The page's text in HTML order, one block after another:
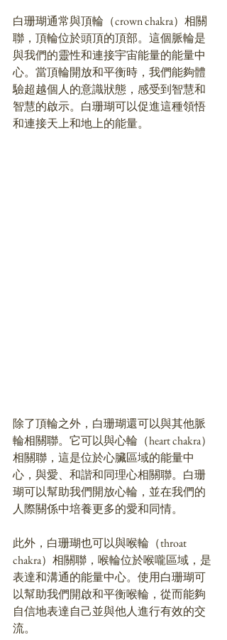
白珊瑚通常與頂輪（crown chakra）相關
聯，頂輪位於頭頂的頂部。這個脈輪是
與我們的靈性和連接宇宙能量的能量中
心。當頂輪開放和平衡時，我們能夠體
驗超越個人的意識狀態，感受到智慧和
智慧的啟示。白珊瑚可以促進這種領悟
和連接天上和地上的能量。
除了頂輪之外，白珊瑚還可以與其他脈
輪相關聯。它可以與心輪（heart chakra）
相關聯，這是位於心臟區域的能量中
心，與愛、和諧和同理心相關聯。白珊
瑚可以幫助我們開放心輪，並在我們的
人際關係中培養更多的愛和同情。
此外，白珊瑚也可以與喉輪（throat
chakra）相關聯，喉輪位於喉嚨區域，是
表達和溝通的能量中心。使用白珊瑚可
以幫助我們開啟和平衡喉輪，從而能夠
自信地表達自己並與他人進行有效的交
流。